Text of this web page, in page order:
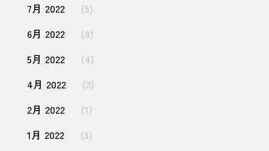
7月 2022
(5)
6月 2022
(8)
5月 2022
(4)
4月 2022
(2)
2月 2022
(1)
1月 2022
(3)